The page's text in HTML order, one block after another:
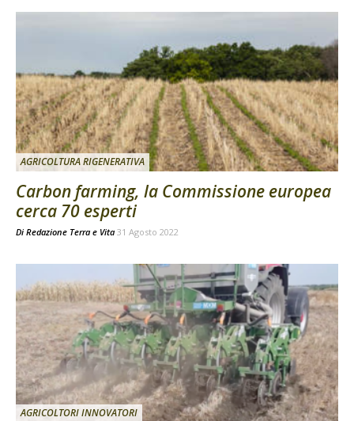
AGRICOLTURA RIGENERATIVA
Carbon farming, la Commissione europea
cerca 70 esperti
Di Redazione Terra e Vita 31 Agosto 2022
AGRICOLTORI INNOVATORI